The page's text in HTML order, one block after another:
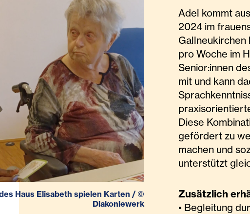
Haus Elisabeth spielen Karten / ©
Diakoniewerk
Adel kommt
2024 im
Gallneukirchen
pro Woche im
Senior:innen
mit und kann
Diese
gefördert zu
machen und
unterstützt
Zusätzlich
• Begleitung